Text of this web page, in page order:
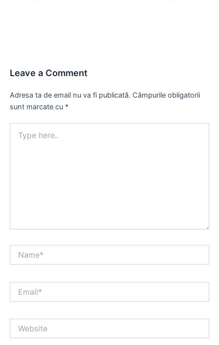
Leave a Comment
Adresa ta de email nu va fi publicată. Câmpurile obligatorii
sunt marcate cu *
here..